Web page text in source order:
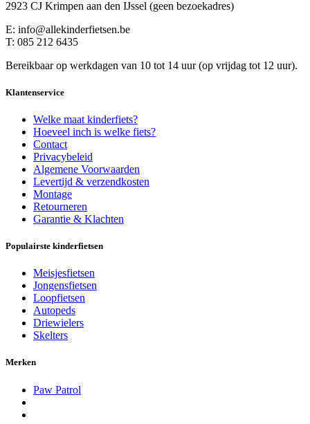
2923 CJ Krimpen aan den IJssel (geen bezoekadres)
E: info@allekinderfietsen.be
T: 085 212 6435
Bereikbaar op werkdagen van 10 tot 14 uur (op vrijdag tot 12 uur).
Klantenservice
Welke maat kinderfiets?
Hoeveel inch is welke fiets?
Contact
Privacybeleid
Algemene Voorwaarden
Levertijd & verzendkosten
Montage
Retourneren
Garantie & Klachten
Populairste kinderfietsen
Meisjesfietsen
Jongensfietsen
Loopfietsen
Autopeds
Driewielers
Skelters
Merken
Paw Patrol